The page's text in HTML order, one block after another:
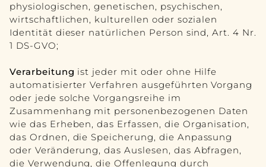
physiologischen, genetischen, psychischen,
wirtschaftlichen, kulturellen oder sozialen
Identität dieser natürlichen Person sind, Art. 4 Nr.
1 DS-GVO;
Verarbeitung ist jeder mit oder ohne Hilfe
automatisierter Verfahren ausgeführten Vorgang
oder jede solche Vorgangsreihe im
Zusammenhang mit personenbezogenen Daten
wie das Erheben, das Erfassen, die Organisation,
das Ordnen, die Speicherung, die Anpassung
oder Veränderung, das Auslesen, das Abfragen,
die Verwendung, die Offenlegung durch